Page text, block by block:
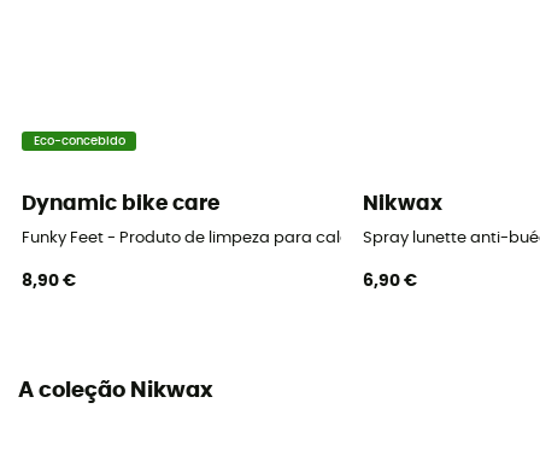
Eco-concebido
Dynamic bike care
Funky Feet - Produto de limpeza para calçado
8,90 €
Nikwax
Spray lunette anti-
6,90 €
A coleção Nikwax